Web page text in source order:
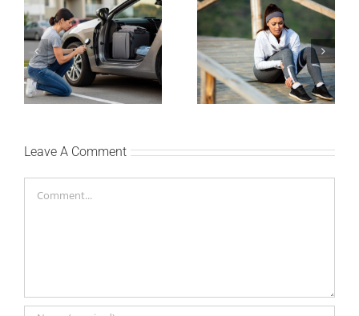
Kako mladi vozači
mogu pametno da
planiraju putovanje
automobilom?
Treniraj pametno: Kako
da izbegneš povrede i
ostaneš u top formi
Leave A Comment